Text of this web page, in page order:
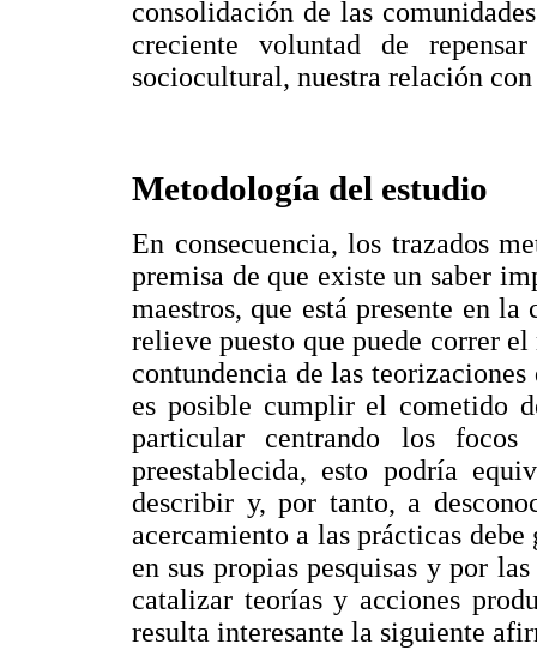
consolidación de las
creciente voluntad de
sociocultural, nuestra relación
Metodología del estudio
En consecuencia, los trazados
premisa de que existe un saber
maestros, que está presente en
relieve puesto que puede correr
contundencia de las teorizaciones
es posible cumplir el cometido
particular centrando los
preestablecida, esto podría
describir y, por tanto, a
acercamiento a las prácticas
en sus propias pesquisas y por
catalizar teorías y acciones
resulta interesante la siguiente